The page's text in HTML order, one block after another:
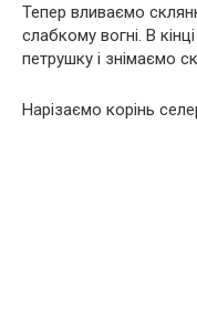
Тепер вливаємо
слабкому вогні. В
петрушку і знімаємо
Нарізаємо корінь